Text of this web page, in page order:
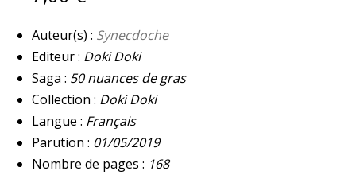
Auteur(s) : Synecdoche
Editeur : Doki Doki
Saga : 50 nuances de gras
Collection : Doki Doki
Langue : Français
Parution : 01/05/2019
Nombre de pages : 168